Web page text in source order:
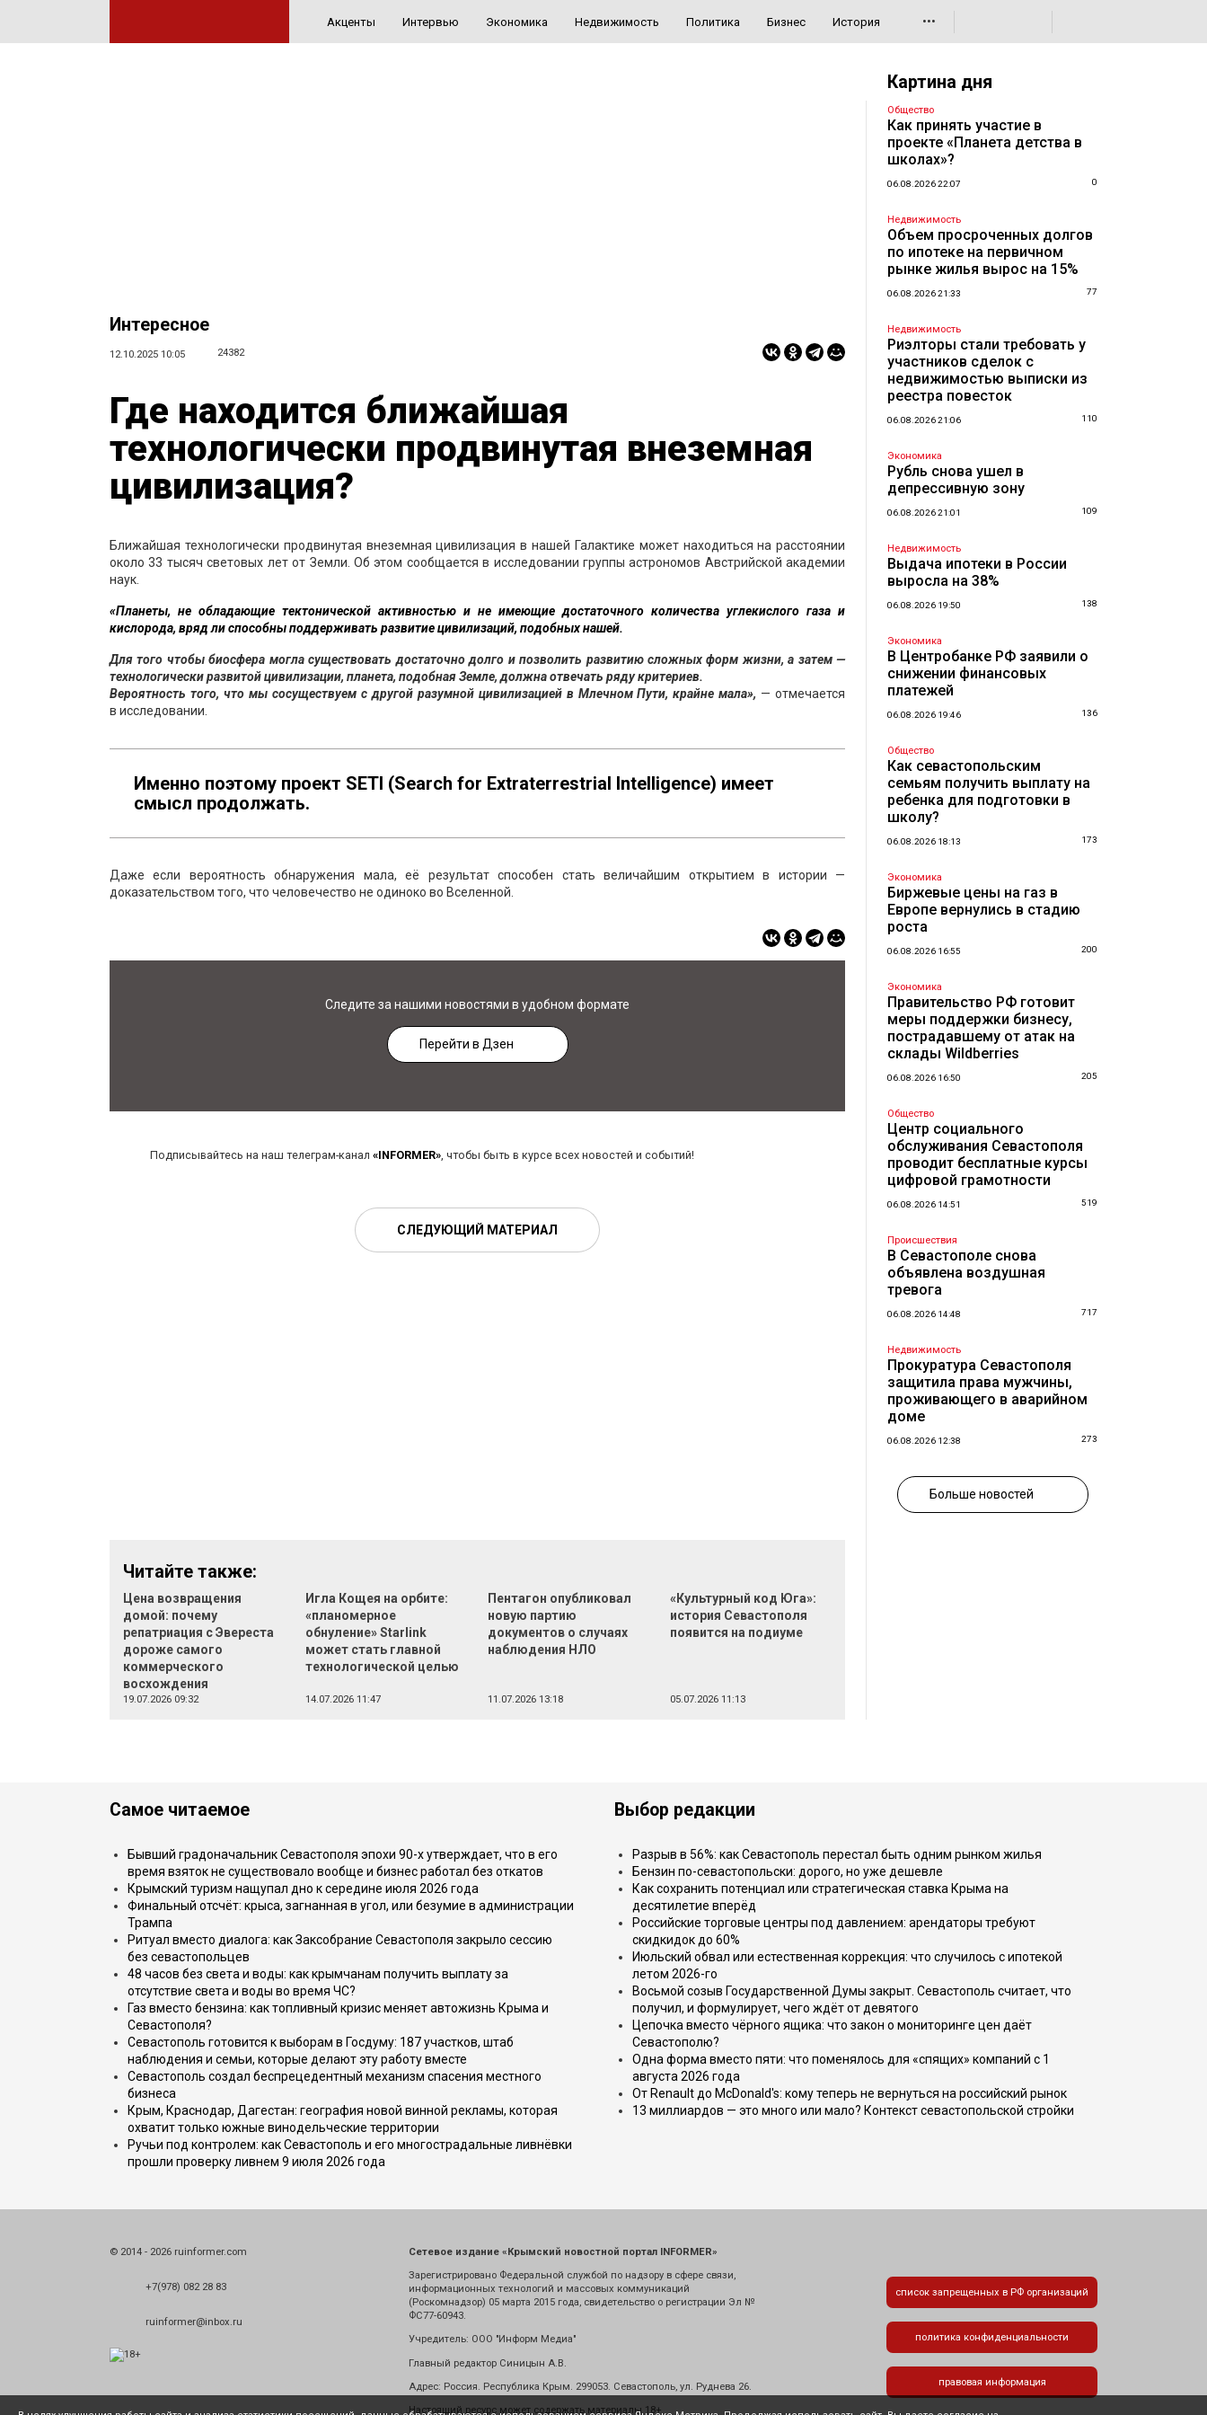
Акценты Интервью Экономика Недвижимость Политика Бизнес История •••
Интересное
12.10.2025 10:05 24382
Где находится ближайшая
технологически продвинутая внеземная
цивилизация?
Ближайшая технологически продвинутая внеземная цивилизация в нашей Галактике может находиться на расстоянии
около 33 тысяч световых лет от Земли. Об этом сообщается в исследовании группы астрономов Австрийской академии
наук.
«Планеты, не обладающие тектонической активностью и не имеющие достаточного количества углекислого газа и
кислорода, вряд ли способны поддерживать развитие цивилизаций, подобных нашей.
Для того чтобы биосфера могла существовать достаточно долго и позволить развитию сложных форм жизни, а затем —
технологически развитой цивилизации, планета, подобная Земле, должна отвечать ряду критериев.
Вероятность того, что мы сосуществуем с другой разумной цивилизацией в Млечном Пути, крайне мала», — отмечается
в исследовании.
Именно поэтому проект SETI (Search for Extraterrestrial Intelligence) имеет
смысл продолжать.
Даже если вероятность обнаружения мала, её результат способен стать величайшим открытием в истории —
доказательством того, что человечество не одиноко во Вселенной.
Следите за нашими новостями в удобном формате
Перейти в Дзен
Подписывайтесь на наш телеграм-канал «INFORMER», чтобы быть в курсе всех новостей и событий!
СЛЕДУЮЩИЙ МАТЕРИАЛ
Читайте также:
Цена возвращения
домой: почему
репатриация с Эвереста
дороже самого
коммерческого
восхождения
19.07.2026 09:32
Игла Кощея на орбите:
«планомерное
обнуление» Starlink
может стать главной
технологической целью
14.07.2026 11:47
Пентагон опубликовал
новую партию
документов о случаях
наблюдения НЛО
11.07.2026 13:18
«Культурный код Юга»:
история Севастополя
появится на подиуме
05.07.2026 11:13
Картина дня
Общество
Как принять участие в
проекте «Планета детства в
школах»?
06.08.2026 22:07 0
Недвижимость
Объем просроченных долгов
по ипотеке на первичном
рынке жилья вырос на 15%
06.08.2026 21:33 77
Недвижимость
Риэлторы стали требовать у
участников сделок с
недвижимостью выписки из
реестра повесток
06.08.2026 21:06 110
Экономика
Рубль снова ушел в
депрессивную зону
06.08.2026 21:01 109
Недвижимость
Выдача ипотеки в России
выросла на 38%
06.08.2026 19:50 138
Экономика
В Центробанке РФ заявили о
снижении финансовых
платежей
06.08.2026 19:46 136
Общество
Как севастопольским
семьям получить выплату на
ребенка для подготовки в
школу?
06.08.2026 18:13 173
Экономика
Биржевые цены на газ в
Европе вернулись в стадию
роста
06.08.2026 16:55 200
Экономика
Правительство РФ готовит
меры поддержки бизнесу,
пострадавшему от атак на
склады Wildberries
06.08.2026 16:50 205
Общество
Центр социального
обслуживания Севастополя
проводит бесплатные курсы
цифровой грамотности
06.08.2026 14:51 519
Происшествия
В Севастополе снова
объявлена воздушная
тревога
06.08.2026 14:48 717
Недвижимость
Прокуратура Севастополя
защитила права мужчины,
проживающего в аварийном
доме
06.08.2026 12:38 273
Больше новостей
Самое читаемое
Бывший градоначальник Севастополя эпохи 90-х утверждает, что в его
время взяток не существовало вообще и бизнес работал без откатов
Крымский туризм нащупал дно к середине июля 2026 года
Финальный отсчёт: крыса, загнанная в угол, или безумие в администрации
Трампа
Ритуал вместо диалога: как Заксобрание Севастополя закрыло сессию
без севастопольцев
48 часов без света и воды: как крымчанам получить выплату за
отсутствие света и воды во время ЧС?
Газ вместо бензина: как топливный кризис меняет автожизнь Крыма и
Севастополя?
Севастополь готовится к выборам в Госдуму: 187 участков, штаб
наблюдения и семьи, которые делают эту работу вместе
Севастополь создал беспрецедентный механизм спасения местного
бизнеса
Крым, Краснодар, Дагестан: география новой винной рекламы, которая
охватит только южные винодельческие территории
Ручьи под контролем: как Севастополь и его многострадальные ливнёвки
прошли проверку ливнем 9 июля 2026 года
Выбор редакции
Разрыв в 56%: как Севастополь перестал быть одним рынком жилья
Бензин по-севастопольски: дорого, но уже дешевле
Как сохранить потенциал или стратегическая ставка Крыма на
десятилетие вперёд
Российские торговые центры под давлением: арендаторы требуют
скидкидок до 60%
Июльский обвал или естественная коррекция: что случилось с ипотекой
летом 2026-го
Восьмой созыв Государственной Думы закрыт. Севастополь считает, что
получил, и формулирует, чего ждёт от девятого
Цепочка вместо чёрного ящика: что закон о мониторинге цен даёт
Севастополю?
Одна форма вместо пяти: что поменялось для «спящих» компаний с 1
августа 2026 года
От Renault до McDonald's: кому теперь не вернуться на российский рынок
13 миллиардов — это много или мало? Контекст севастопольской стройки
© 2014 - 2026 ruinformer.com
+7(978) 082 28 83
ruinformer@inbox.ru
Сетевое издание «Крымский новостной портал INFORMER»
Зарегистрировано Федеральной службой по надзору в сфере связи,
информационных технологий и массовых коммуникаций
(Роскомнадзор) 05 марта 2015 года, свидетельство о регистрации Эл №
ФС77-60943.
Учредитель: ООО "Информ Медиа"
Главный редактор Синицын А.В.
Адрес: Россия. Республика Крым. 299053. Севастополь, ул. Руднева 26.
Настоящий ресурс может содержать материалы 18+
список запрещенных в РФ организаций
политика конфиденциальности
правовая информация